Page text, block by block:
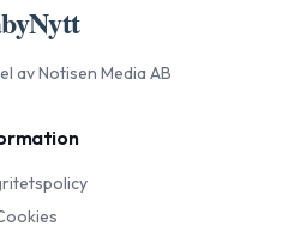
av Notisen Media AB